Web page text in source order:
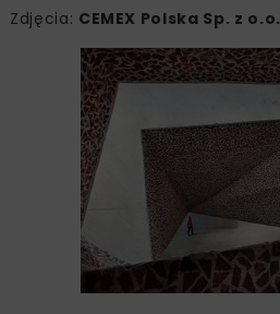
Zdjęcia: CEMEX Polska Sp. z o.o.